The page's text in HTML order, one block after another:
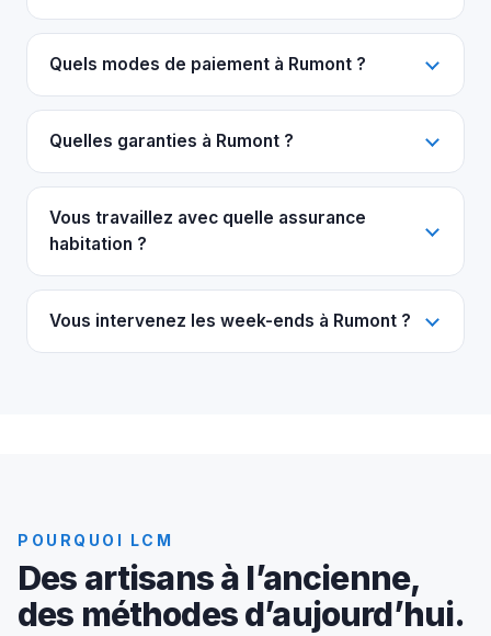
Quels modes de paiement à Rumont ?
Quelles garanties à Rumont ?
Vous travaillez avec quelle assurance
habitation ?
Vous intervenez les week-ends à Rumont ?
POURQUOI LCM
Des artisans à l’ancienne,
des méthodes d’aujourd’hui.